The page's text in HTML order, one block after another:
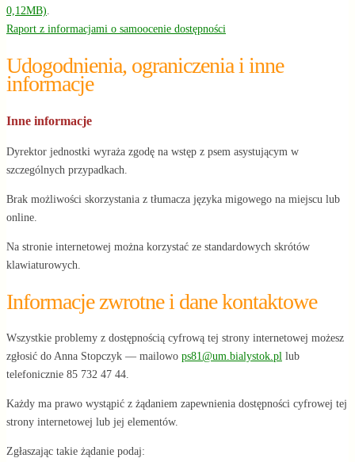
0,12MB).
Raport z informacjami o samoocenie dostępności
Udogodnienia, ograniczenia i inne
informacje
Inne informacje
Dyrektor jednostki wyraża zgodę na wstęp z psem asystującym w
szczególnych przypadkach.
Brak możliwości skorzystania z tłumacza języka migowego na miejscu lub
online.
Na stronie internetowej można korzystać ze standardowych skrótów
klawiaturowych.
Informacje zwrotne i dane kontaktowe
Wszystkie problemy z dostępnością cyfrową tej strony internetowej możesz
zgłosić do Anna Stopczyk — mailowo ps81@um.bialystok.pl lub
telefonicznie 85 732 47 44.
Każdy ma prawo wystąpić z żądaniem zapewnienia dostępności cyfrowej tej
strony internetowej lub jej elementów.
Zgłaszając takie żądanie podaj: